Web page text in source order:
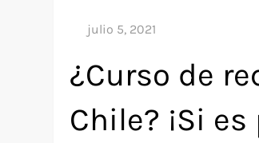
¿Curso de
Chile? ¡Si